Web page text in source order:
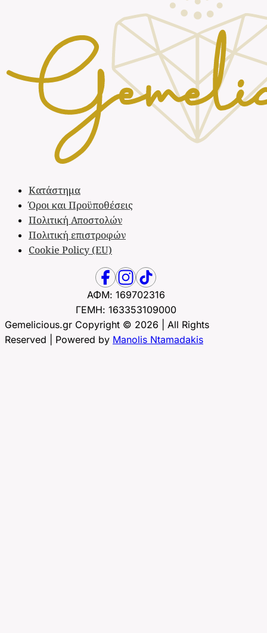
Κατάστημα
Όροι και Προϋποθέσεις
Πολιτική Αποστολών
Πολιτική επιστροφών
Cookie Policy (EU)
ΑΦΜ: 169702316
ΓΕΜΗ: 163353109000
Gemelicious.gr Copyright © 2026 | All Rights
Reserved | Powered by Manolis Ntamadakis